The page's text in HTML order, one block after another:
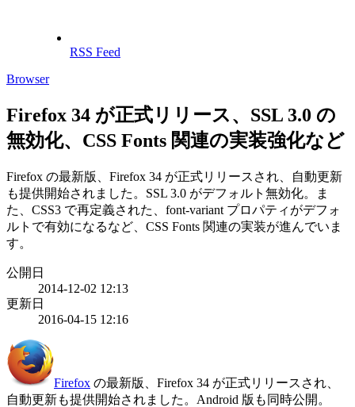
RSS Feed
Browser
Firefox 34 が正式リリース、SSL 3.0 の
無効化、CSS Fonts 関連の実装強化など
Firefox の最新版、Firefox 34 が正式リリースされ、自動更新
も提供開始されました。SSL 3.0 がデフォルト無効化。ま
た、CSS3 で再定義された、font-variant プロパティがデフォ
ルトで有効になるなど、CSS Fonts 関連の実装が進んでいま
す。
公開日
2014-12-02 12:13
更新日
2016-04-15 12:16
Firefox の最新版、Firefox 34 が正式リリースされ、
自動更新も提供開始されました。Android 版も同時公開。